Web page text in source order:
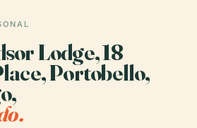
Lodge, 18
Portobello,